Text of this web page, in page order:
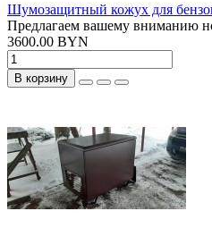
Шумозащитный кожух для
Предлагаем вашему вниманию
3600.00 BYN
В корзину